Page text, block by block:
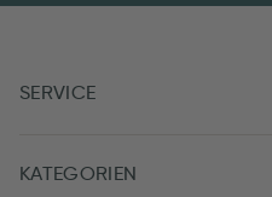
SERVICE
KATEGORIEN